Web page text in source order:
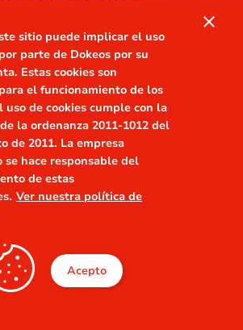
Connexion
sitio puede implicar el uso
parte de Dokeos por su
Estas cookies son
el funcionamiento de los
uso de cookies cumple con la
la ordenanza 2011-1012 del
de 2011. La empresa
hace responsable del
de estas
Ver nuestra política de
Acepto
close